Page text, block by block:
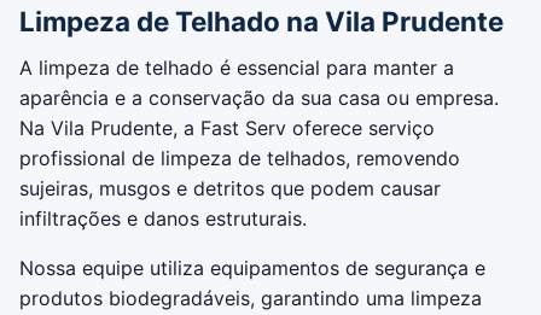
Limpeza de Telhado na Vila Prudente
A limpeza de telhado é essencial para manter a
aparência e a conservação da sua casa ou empresa.
Na Vila Prudente, a Fast Serv oferece serviço
profissional de limpeza de telhados, removendo
sujeiras, musgos e detritos que podem causar
infiltrações e danos estruturais.
Nossa equipe utiliza equipamentos de segurança e
produtos biodegradáveis, garantindo uma limpeza